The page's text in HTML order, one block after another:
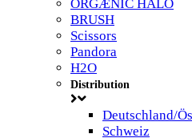
ORGÆNIC HALO
BRUSH
Scissors
Pandora
H2O
Distribution
Deutschland/
Schweiz